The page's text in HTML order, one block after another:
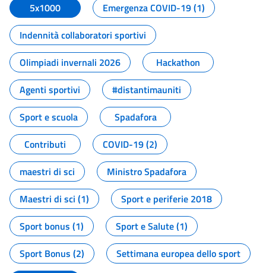
5x1000
Emergenza COVID-19 (1)
Indennità collaboratori sportivi
Olimpiadi invernali 2026
Hackathon
Agenti sportivi
#distantimauniti
Sport e scuola
Spadafora
Contributi
COVID-19 (2)
maestri di sci
Ministro Spadafora
Maestri di sci (1)
Sport e periferie 2018
Sport bonus (1)
Sport e Salute (1)
Sport Bonus (2)
Settimana europea dello sport